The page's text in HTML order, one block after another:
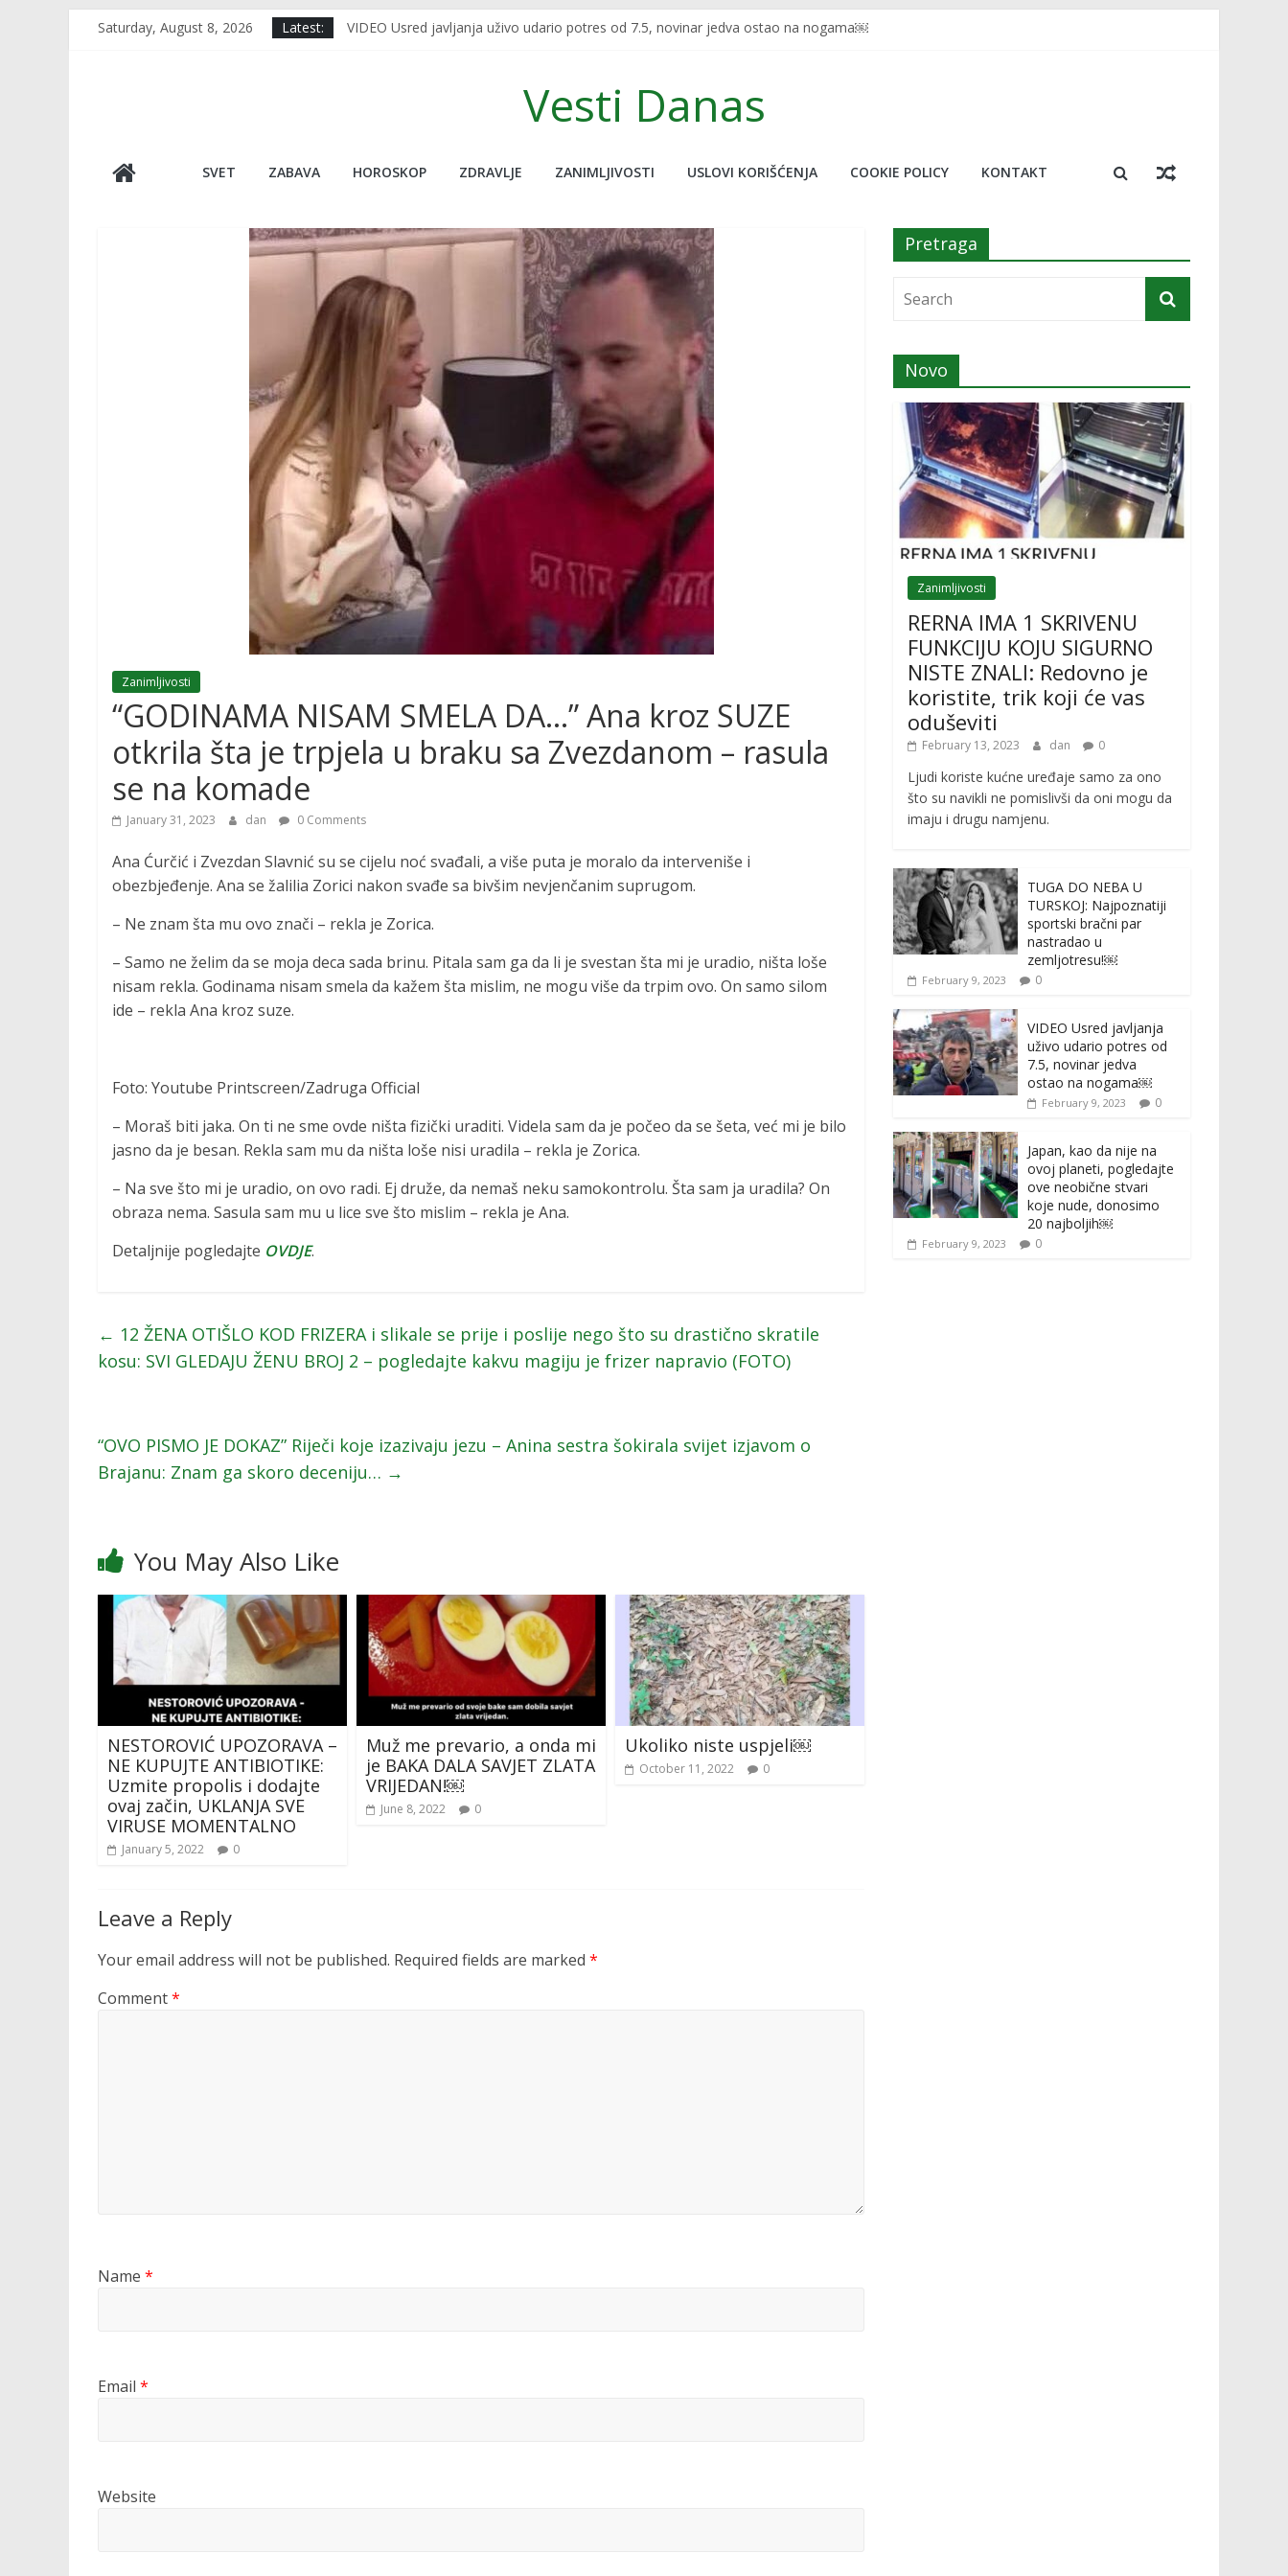
Saturday, August 8, 2026 Latest:
VIDEO Usred javljanja uživo udario potres od 7.5, novinar jedva ostao na nogama￼
RERNA IMA 1 SKRIVENU FUNKCIJU KOJU SIGURNO NISTE ZNALI: Redovno je koristite, trik koji će vas oduševiti
TUGA DO NEBA U TURSKOJ: Najpoznatiji sportski bračni par nastradao u zemljotresu!￼
Vesti Danas
SVET ZABAVA HOROSKOP ZDRAVLJE ZANIMLJIVOSTI USLOVI KORIŠĆENJA COOKIE POLICY KONTAKT
Zanimljivosti
“GODINAMA NISAM SMELA DA…” Ana kroz SUZE
otkrila šta je trpjela u braku sa Zvezdanom – rasula
se na komade
January 31, 2023 dan 0 Comments
Ana Ćurčić i Zvezdan Slavnić su se cijelu noć svađali, a više puta je moralo da interveniše i
obezbjeđenje. Ana se žalilia Zorici nakon svađe sa bivšim nevjenčanim suprugom.
– Ne znam šta mu ovo znači – rekla je Zorica.
– Samo ne želim da se moja deca sada brinu. Pitala sam ga da li je svestan šta mi je uradio, ništa loše
nisam rekla. Godinama nisam smela da kažem šta mislim, ne mogu više da trpim ovo. On samo silom
ide – rekla Ana kroz suze.
Foto: Youtube Printscreen/Zadruga Official
– Moraš biti jaka. On ti ne sme ovde ništa fizički uraditi. Videla sam da je počeo da se šeta, već mi je bilo
jasno da je besan. Rekla sam mu da ništa loše nisi uradila – rekla je Zorica.
– Na sve što mi je uradio, on ovo radi. Ej druže, da nemaš neku samokontrolu. Šta sam ja uradila? On
obraza nema. Sasula sam mu u lice sve što mislim – rekla je Ana.
Detaljnije pogledajte OVDJE.
← 12 ŽENA OTIŠLO KOD FRIZERA i slikale se prije i poslije nego što su drastično skratile
kosu: SVI GLEDAJU ŽENU BROJ 2 – pogledajte kakvu magiju je frizer napravio (FOTO)
“OVO PISMO JE DOKAZ” Riječi koje izazivaju jezu – Anina sestra šokirala svijet izjavom o
Brajanu: Znam ga skoro deceniju… →
You May Also Like
NESTOROVIĆ UPOZORAVA –
NE KUPUJTE ANTIBIOTIKE:
Uzmite propolis i dodajte
ovaj začin, UKLANJA SVE
VIRUSE MOMENTALNO
January 5, 2022 0
Muž me prevario, a onda mi
je BAKA DALA SAVJET ZLATA
VRIJEDAN!￼
June 8, 2022 0
Ukoliko niste uspjeli￼
October 11, 2022 0
Leave a Reply
Your email address will not be published. Required fields are marked *
Comment*
Name *
Email *
Website
Pretraga
Novo
Zanimljivosti
RERNA IMA 1 SKRIVENU
FUNKCIJU KOJU SIGURNO
NISTE ZNALI: Redovno je
koristite, trik koji će vas
oduševiti
February 13, 2023 dan 0
Ljudi koriste kućne uređaje samo za ono
što su navikli ne pomislivši da oni mogu da
imaju i drugu namjenu.
TUGA DO NEBA U
TURSKOJ: Najpoznatiji
sportski bračni par
nastradao u
zemljotresu!￼
February 9, 2023 0
VIDEO Usred javljanja
uživo udario potres od
7.5, novinar jedva
ostao na nogama￼
February 9, 2023 0
Japan, kao da nije na
ovoj planeti, pogledajte
ove neobične stvari
koje nude, donosimo
20 najboljih￼
February 9, 2023 0